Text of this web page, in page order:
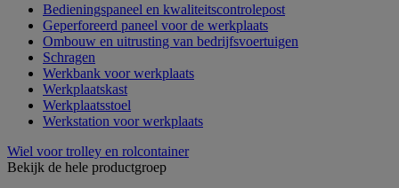
Bedieningspaneel en kwaliteitscontrolepost
Geperforeerd paneel voor de werkplaats
Ombouw en uitrusting van bedrijfsvoertuigen
Schragen
Werkbank voor werkplaats
Werkplaatskast
Werkplaatsstoel
Werkstation voor werkplaats
Wiel voor trolley en rolcontainer
Bekijk de hele productgroep